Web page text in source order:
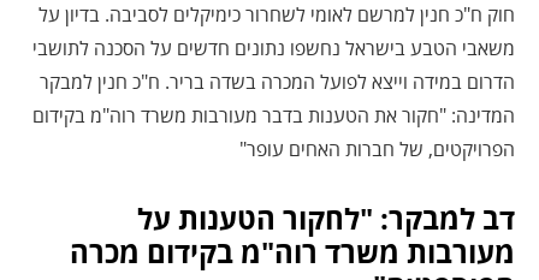
חוק ח"כ חנין למרשם לאומי לשחרור כימיקלים לסביבה. בדיון על
משאבי הטבע בישראל נחשפו נתונים חדשים על הסכנה לתושבי
הדרום במידה וייצא לפועל המכרה בשדה בריר. ח"כ חנין למבקר
המדינה: "חקור את הטענות בדבר מעורבות משרד רוה"מ בקידום
הפרויקטים, של חברות האחים עופר"
דב למבקר: "לחקור הטענות על
מעורבות משרד רוה"מ בקידום מכרה